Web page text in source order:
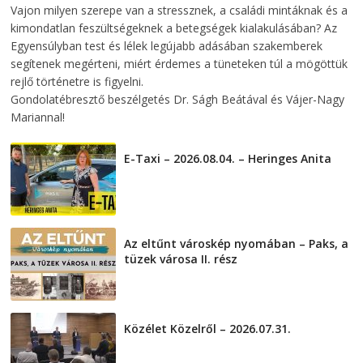
Vajon milyen szerepe van a stressznek, a családi mintáknak és a
kimondatlan feszültségeknek a betegségek kialakulásában? Az
Egyensúlyban test és lélek legújabb adásában szakemberek
segítenek megérteni, miért érdemes a tüneteken túl a mögöttük
rejlő történetre is figyelni.
Gondolatébresztő beszélgetés Dr. Ságh Beátával és Vájer-Nagy
Mariannal!
E-Taxi – 2026.08.04. – Heringes Anita
Az eltűnt városkép nyomában – Paks, a
tüzek városa II. rész
Közélet Közelről – 2026.07.31.